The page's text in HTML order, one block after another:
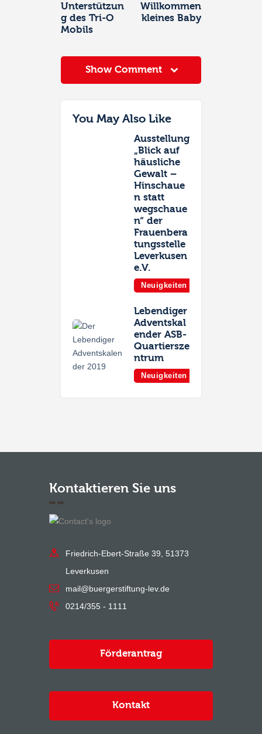
Unterstützun
g des Tri-O
Mobils
Willkommen
kleines Baby
Show Comment
You May Also Like
Ausstellung
„Blick auf
häusliche
Gewalt –
Hinschaue
n statt
wegschaue
n“ der
Frauenbera
tungsstelle
Leverkusen
e.V.
Neuigkeiten
Lebendiger
Adventskal
ender ASB-
Quartiersze
ntrum
Neuigkeiten
Kontaktieren Sie uns
Friedrich-Ebert-Straße 39, 51373
Leverkusen
mail@buergerstiftung-lev.de
0214/355 - 1111
Förderantrag
Kontakt